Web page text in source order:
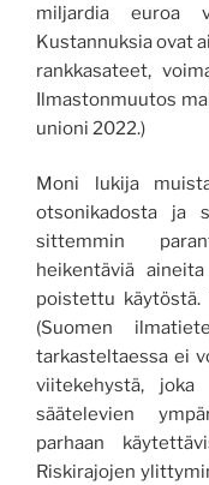
miljardia euroa
Kustannuksia ovat
rankkasateet,
Ilmastonmuutos
unioni 2022.)
Moni lukija
otsonikadosta ja
sittemmin
heikentäviä
poistettu käytöstä.
(Suomen
tarkasteltaessa ei
viitekehystä, joka
säätelevien
parhaan
Riskirajojen